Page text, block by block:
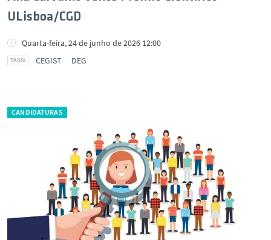
ULisboa/CGD
Quarta-feira, 24 de junho de 2026 12:00
CEGIST
DEG
CANDIDATURAS